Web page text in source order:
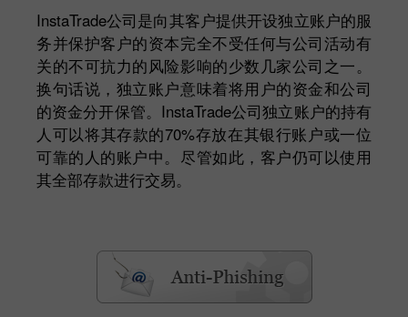
InstaTrade公司是向其客户提供开设独立账户的服
务并保护客户的资本完全不受任何与公司活动有
关的不可抗力的风险影响的少数几家公司之一。
换句话说，独立账户意味着将用户的资金和公司
的资金分开保管。InstaTrade公司独立账户的持有
人可以将其存款的70%存放在其银行账户或一位
可靠的人的账户中。尽管如此，客户仍可以使用
其全部存款进行交易。